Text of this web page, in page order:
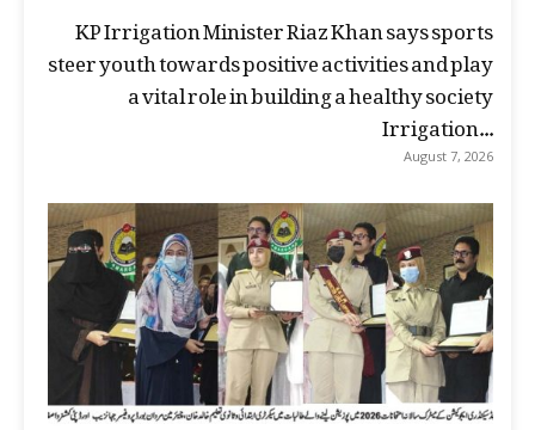
KP Irrigation Minister Riaz Khan says sports
steer youth towards positive activities and play
a vital role in building a healthy society
Irrigation...
August 7, 2026